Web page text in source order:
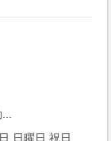
日曜日 祝日